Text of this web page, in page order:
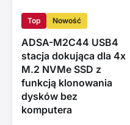
Top Nowość
ADSA-M2C44 USB4
stacja dokująca dla 4x
M.2 NVMe SSD z
funkcją klonowania
dysków bez
komputera